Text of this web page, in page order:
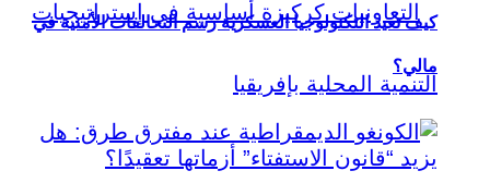
كيف تعيد التكنولوجيا العسكرية رسم التحالفات الأمنية في
مالي؟